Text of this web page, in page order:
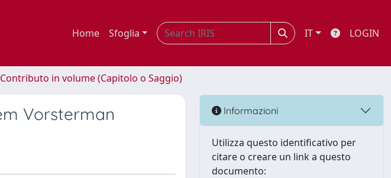
Home Sfoglia IT LOGIN
in volume (Capitolo o Saggio)
Vorsterman Informazioni
Utilizza questo identificativo per
citare o creare un link a questo
documento: